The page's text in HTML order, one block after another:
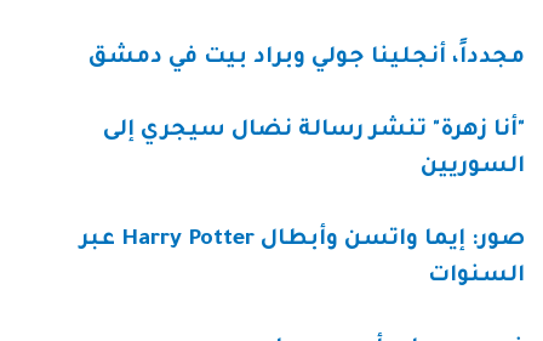
مجدداً، أنجلينا جولي وبراد بيت في دمشق
"أنا زهرة" تنشر رسالة نضال سيجري إلى
السوريين
صور: إيما واتسن وأبطال
عبر
السنوات